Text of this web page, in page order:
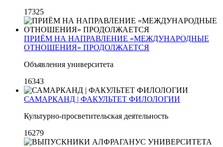
17325
ПРИЁМ НА НАПРАВЛЕНИЕ «МЕЖДУНАРОДНЫЕ
ОТНОШЕНИЯ» ПРОДОЛЖАЕТСЯ
Объявления университета
16343
САМАРКАНД | ФАКУЛЬТЕТ ФИЛОЛОГИИ
Культурно-просветительская деятельность
16279